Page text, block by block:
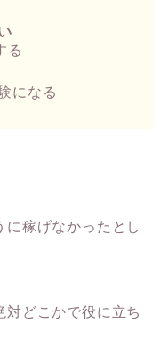
る
になる
稼げなかったとし
対どこかで役に立ち